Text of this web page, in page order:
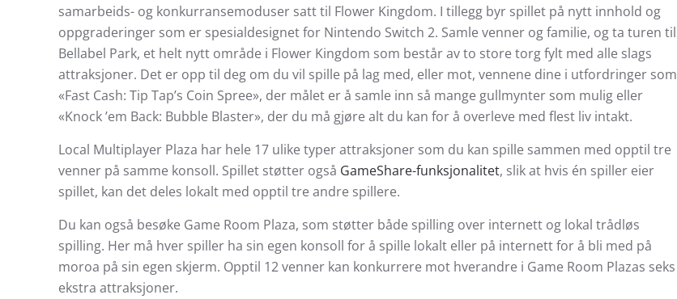
samarbeids- og konkurransemoduser satt til Flower Kingdom. I tillegg byr spillet på nytt innhold og
oppgraderinger som er spesialdesignet for Nintendo Switch 2. Samle venner og familie, og ta turen til
Bellabel Park, et helt nytt område i Flower Kingdom som består av to store torg fylt med alle slags
attraksjoner. Det er opp til deg om du vil spille på lag med, eller mot, vennene dine i utfordringer som
«Fast Cash: Tip Tap’s Coin Spree», der målet er å samle inn så mange gullmynter som mulig eller
«Knock ’em Back: Bubble Blaster», der du må gjøre alt du kan for å overleve med flest liv intakt.
Local Multiplayer Plaza har hele 17 ulike typer attraksjoner som du kan spille sammen med opptil tre
venner på samme konsoll. Spillet støtter også GameShare-funksjonalitet, slik at hvis én spiller eier
spillet, kan det deles lokalt med opptil tre andre spillere.
Du kan også besøke Game Room Plaza, som støtter både spilling over internett og lokal trådløs
spilling. Her må hver spiller ha sin egen konsoll for å spille lokalt eller på internett for å bli med på
moroa på sin egen skjerm. Opptil 12 venner kan konkurrere mot hverandre i Game Room Plazas seks
ekstra attraksjoner.